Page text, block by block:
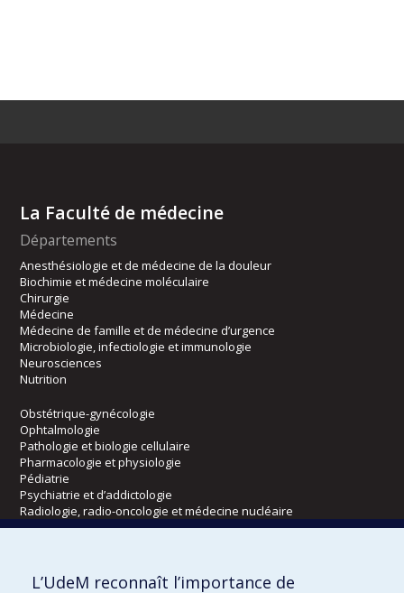
La Faculté de médecine
Départements
Anesthésiologie et de médecine de la douleur
Biochimie et médecine moléculaire
Chirurgie
Médecine
Médecine de famille et de médecine d’urgence
Microbiologie, infectiologie et immunologie
Neurosciences
Nutrition
Obstétrique-gynécologie
Ophtalmologie
Pathologie et biologie cellulaire
Pharmacologie et physiologie
Pédiatrie
Psychiatrie et d’addictologie
Radiologie, radio-oncologie et médecine nucléaire
Écoles
L’UdeM reconnaît l’importance de